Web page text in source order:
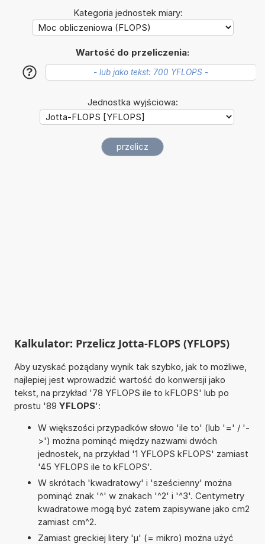
Kategoria jednostek miary:
Wartość do przeliczenia:
?
Jednostka wyjściowa:
Kalkulator: Przelicz Jotta-FLOPS (YFLOPS)
Aby uzyskać pożądany wynik tak szybko, jak to możliwe,
najlepiej jest wprowadzić wartość do konwersji jako
tekst, na przykład '78 YFLOPS ile to kFLOPS' lub po
prostu '89 YFLOPS':
W większości przypadków słowo 'ile to' (lub '=' / '-
>') można pominąć między nazwami dwóch
jednostek, na przykład '1 YFLOPS kFLOPS' zamiast
'45 YFLOPS ile to kFLOPS'.
W skrótach 'kwadratowy' i 'sześcienny' można
pominąć znak '^' w znakach '^2' i '^3'. Centymetry
kwadratowe mogą być zatem zapisywane jako cm2
zamiast cm^2.
Zamiast greckiej litery 'µ' (= mikro) można użyć